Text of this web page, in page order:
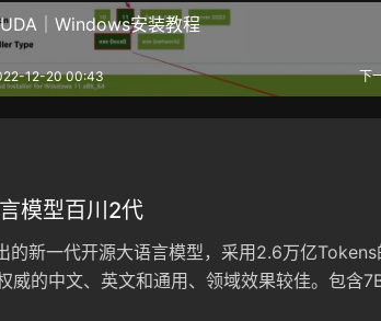
｜Windows安装教程
下
12-20 00:43
模型百川2代
的新一代开源大语言模型，采用2.6万亿Tokens
威的中文、英文和通用、领域效果较佳。包含